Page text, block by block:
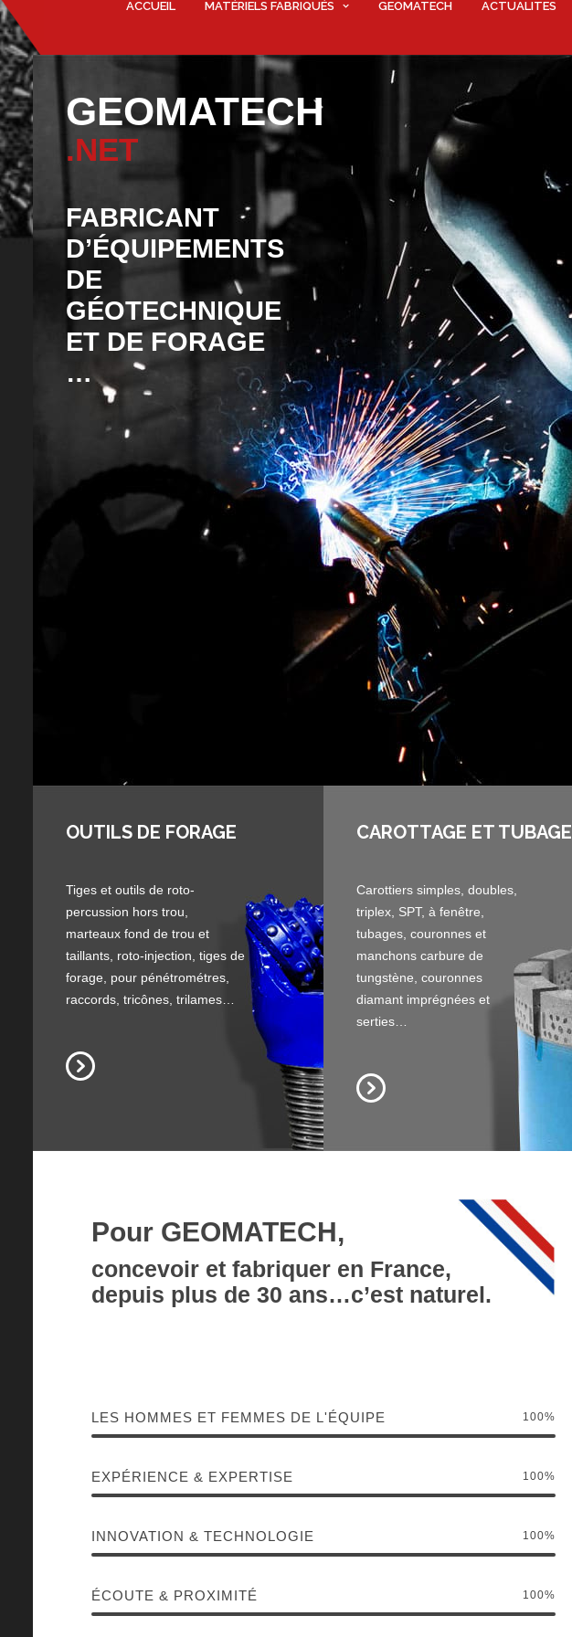
ACCUEIL MATÉRIELS FABRIQUÉS GEOMATECH ACTUALITES
GEOMATECH
.NET
FABRICANT
D’ÉQUIPEMENTS
DE
GÉOTECHNIQUE
ET DE FORAGE
…
OUTILS DE FORAGE
Tiges et outils de roto-
percussion hors trou,
marteaux fond de trou et
taillants, roto-injection, tiges de
forage, pour pénétrométres,
raccords, tricônes, trilames…
Tarières
CAROTTAGE ET TUBAGE
Carottiers simples, doubles,
triplex, SPT, à fenêtre,
tubages, couronnes et
manchons carbure de
tungstène, couronnes
diamant imprégnées et
serties…
Tarières
Pour GEOMATECH,
concevoir et fabriquer en France,
depuis plus de 30 ans…c’est naturel.
LES HOMMES ET FEMMES DE L'ÉQUIPE 100%
EXPÉRIENCE & EXPERTISE 100%
INNOVATION & TECHNOLOGIE 100%
ÉCOUTE & PROXIMITÉ 100%